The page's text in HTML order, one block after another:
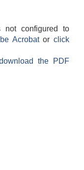
not configured to
Acrobatorclick
the PDF